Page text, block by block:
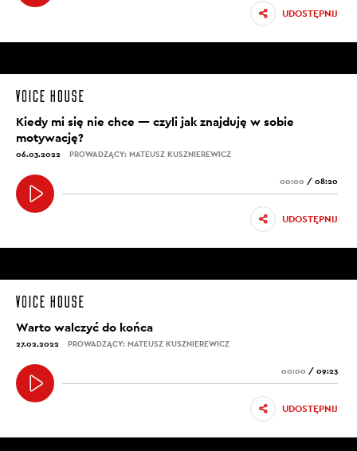
UDOSTĘPNIJ
Kiedy mi się nie chce — czyli jak znajduję w sobie
motywację?
06.03.2022 PROWADZĄCY: MATEUSZ KUSZNIEREWICZ
00:00 / 08:20
UDOSTĘPNIJ
Warto walczyć do końca
27.02.2022 PROWADZĄCY: MATEUSZ KUSZNIEREWICZ
00:00 / 09:23
UDOSTĘPNIJ